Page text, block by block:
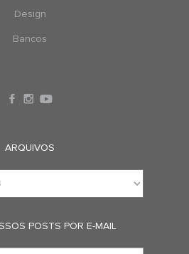
Design
Bancos
ARQUIVOS
POSTS POR E-MAIL